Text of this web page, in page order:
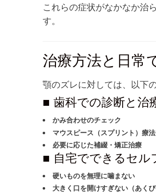
これらの症状がなかなか治
す。
治療方法と日常
顎のズレに対しては、以下
■ 歯科での診断と治
かみ合わせのチェック
マウスピース（スプリント）療法
必要に応じた補綴・矯正治療
■ 自宅でできるセル
硬いものを無理に噛まない
大きく口を開けすぎない（あくび